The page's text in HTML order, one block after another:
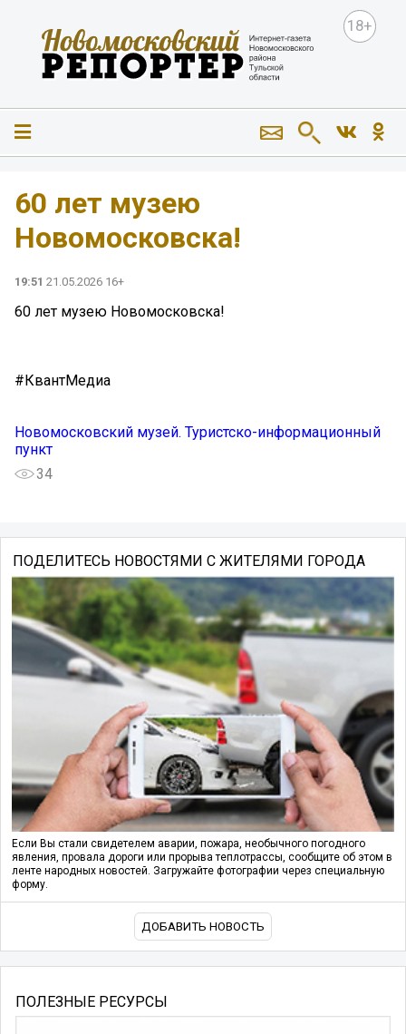
18+
60 лет музею
Новомосковска!
19:51 21.05.2026 16+
60 лет музею Новомосковска!
#КвантМедиа
Новомосковский музей. Туристско-информационный
пункт
34
ПОДЕЛИТЕСЬ НОВОСТЯМИ С ЖИТЕЛЯМИ ГОРОДА
Если Вы стали свидетелем аварии, пожара, необычного погодного
явления, провала дороги или прорыва теплотрассы, сообщите об этом в
ленте народных новостей. Загружайте фотографии через специальную
форму.
ДОБАВИТЬ НОВОСТЬ
ПОЛЕЗНЫЕ РЕСУРСЫ